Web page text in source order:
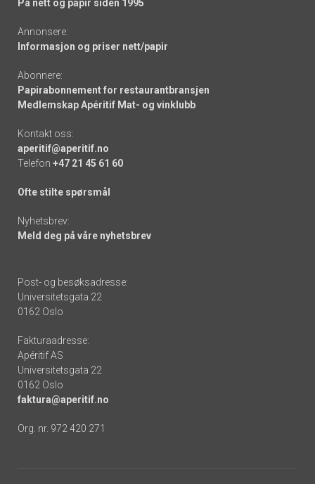
På nett og papir siden 1995
Annonsere:
Informasjon og priser nett/papir
Abonnere:
Papirabonnement for restaurantbransjen
Medlemskap Apéritif Mat- og vinklubb
Kontakt oss:
aperitif@aperitif.no
Telefon +47 21 45 61 60
Ofte stilte spørsmål
Nyhetsbrev:
Meld deg på våre nyhetsbrev
Post- og besøksadresse:
Universitetsgata 22
0162 Oslo
Fakturaadresse:
Apéritif AS
Universitetsgata 22
0162 Oslo
faktura@aperitif.no
Org. nr. 972 420 271